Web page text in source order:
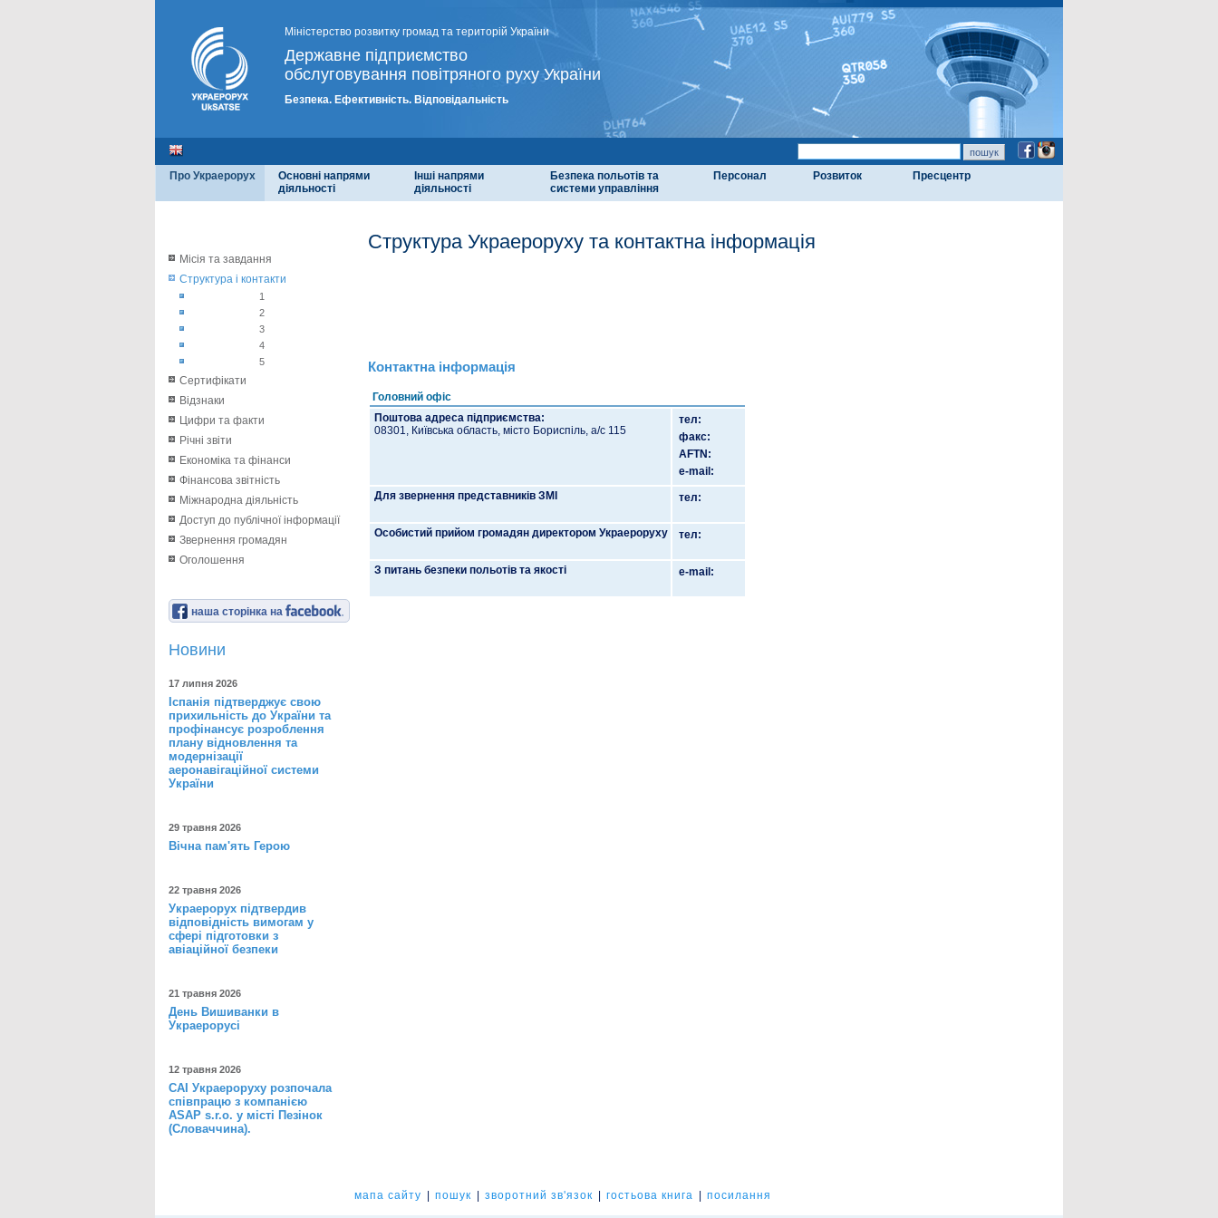
Міністерство розвитку громад та територій України
Державне підприємство
обслуговування повітряного руху України
Безпека. Ефективність. Відповідальність
Про Украерорух
Основні напрями
діяльності
Інші напрями
діяльності
Безпека польотів та
системи управління
Персонал Розвиток Пресцентр
Місія та завдання
Структура і контакти
1
2
3
4
5
Сертифікати
Відзнаки
Цифри та факти
Річні звіти
Економіка та фінанси
Фінансова звітність
Міжнародна діяльність
Доступ до публічної інформації
Звернення громадян
Оголошення
наша сторінка на
Новини
17 липня 2026
Іспанія підтверджує свою
прихильність до України та
профінансує розроблення
плану відновлення та
модернізації
аеронавігаційної системи
України
29 травня 2026
Вічна пам'ять Герою
22 травня 2026
Украерорух підтвердив
відповідність вимогам у
сфері підготовки з
авіаційної безпеки
21 травня 2026
День Вишиванки в
Украерорусі
12 травня 2026
САІ Украероруху розпочала
співпрацю з компанією
ASAP s.r.o. у місті Пезінок
(Словаччина).
Структура Украероруху та контактна інформація
Контактна інформація
Головний офіс
Поштова адреса підприємства:
08301, Київська область, місто Бориспіль, а/с 115
тел:
факс:
AFTN:
e-mail:
Для звернення представників ЗМІ
тел:
Особистий прийом громадян директором Украероруху тел:
З питань безпеки польотів та якості e-mail:
мапа сайту пошук зворотний зв'язок гостьова книга посилання